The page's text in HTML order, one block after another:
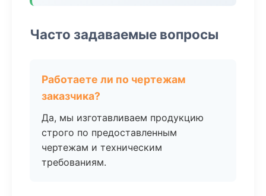
Часто задаваемые вопросы
Работаете ли по чертежам
заказчика?
Да, мы изготавливаем продукцию
строго по предоставленным
чертежам и техническим
требованиям.